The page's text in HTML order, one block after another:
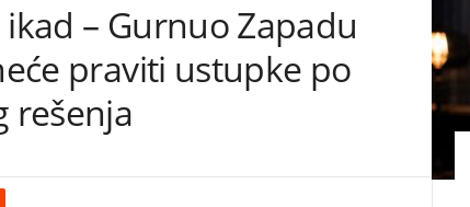
– Gurnuo Zapadu
praviti ustupke po
rešenja